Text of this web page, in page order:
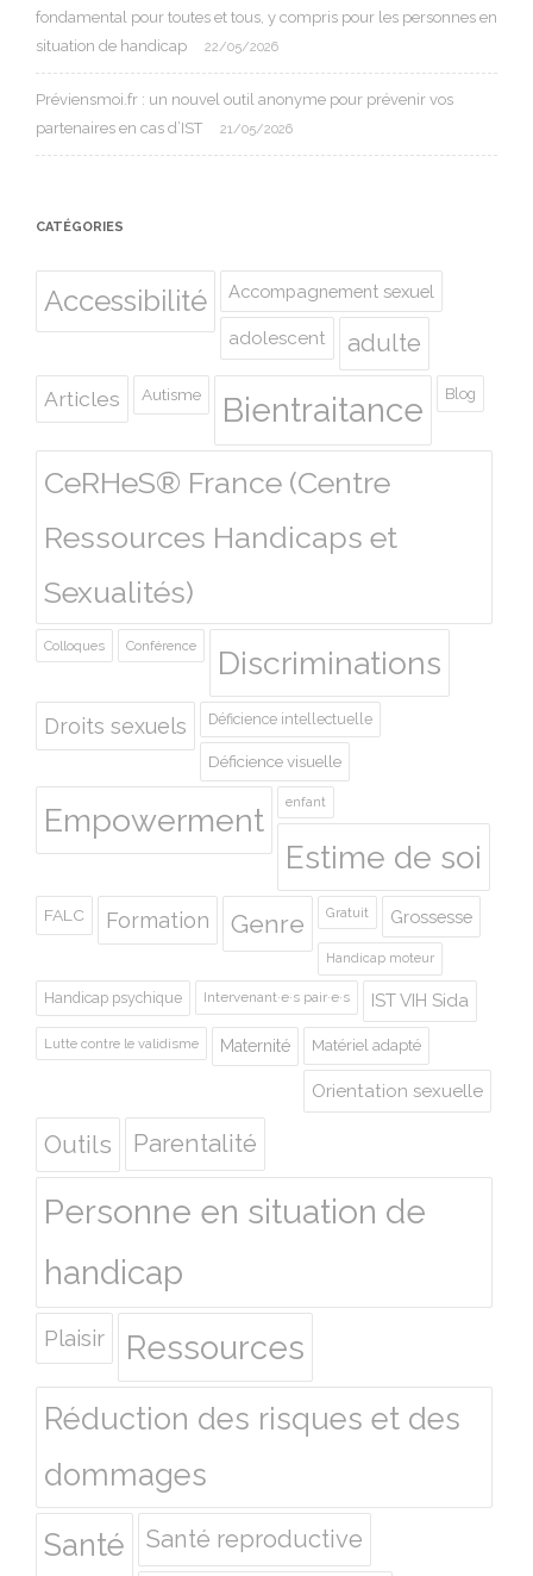
fondamental pour toutes et tous, y compris pour les personnes en
situation de handicap
22/05/2026
Préviensmoi.fr : un nouvel outil anonyme pour prévenir vos
partenaires en cas d’IST
21/05/2026
CATÉGORIES
Accessibilité Accompagnement sexuel
adolescent adulte
Articles Autisme Bientraitance Blog
CeRHeS® France (Centre
Ressources Handicaps et
Sexualités)
Colloques Conférence Discriminations
Droits sexuels Déficience intellectuelle
Déficience visuelle
Empowerment enfant
Estime de soi
FALC Formation Genre Gratuit Grossesse
Handicap moteur
Handicap psychique Intervenant·e·s pair·e·s IST VIH Sida
Lutte contre le validisme Maternité Matériel adapté
Orientation sexuelle
Outils Parentalité
Personne en situation de
handicap
Plaisir Ressources
Réduction des risques et des
dommages
Santé
Santé reproductive